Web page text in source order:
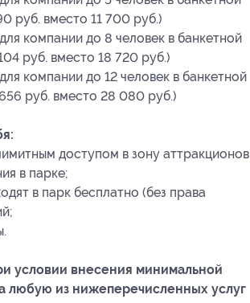
руб. вместо 11 700 руб.)
компании до 8 человек в банкетной
руб. вместо 18 720 руб.)
компании до 12 человек в банкетной
руб. вместо 28 080 руб.)
доступом в зону аттракционов
в парке;
в парк бесплатно (без права
условии внесения минимальной
любую из нижеперечисленных услуг